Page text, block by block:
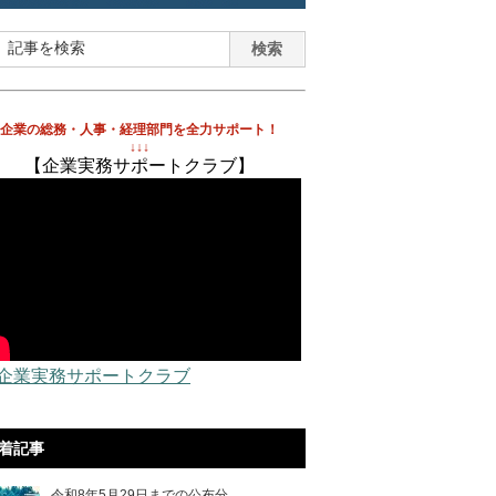
企業の総務・人事・経理部門を全力サポート！
↓↓↓
【企業実務サポートクラブ】
業実務サポートクラブ
記事